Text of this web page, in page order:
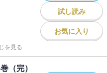
試し読み
お気に入り
を見る
（完）